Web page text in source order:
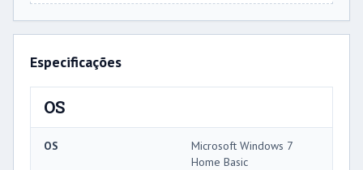
Especificações
OS
OS
Microsoft Windows 7
Home Basic